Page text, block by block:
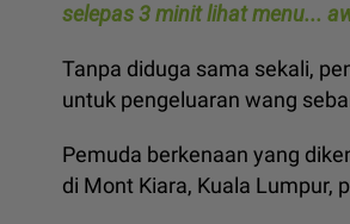
selepas 3 minit lihat menu...
Tanpa diduga sama sekali,
untuk pengeluaran wang
Pemuda berkenaan yang
di Mont Kiara, Kuala Lumpur,